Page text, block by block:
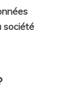
société